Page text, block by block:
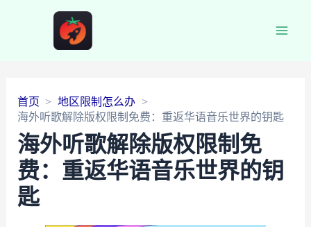
首页
地区限制怎么办
海外听歌解除版权限制免费：重返华语音乐世界的钥匙
海外听歌解除版权限制免
费：重返华语音乐世界的钥
匙